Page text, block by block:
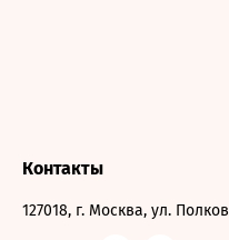
Контакты
127018, г. Москва, ул.